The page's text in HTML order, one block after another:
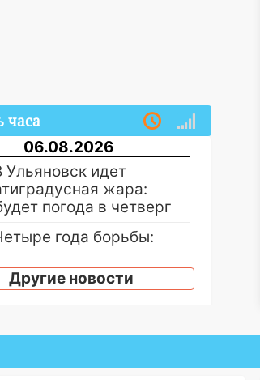
часа
06.08.2026
Ульяновск идет
жара:
погода в четверг
года борьбы:
засудить УК за
на стенах
а кому —
Другие новости